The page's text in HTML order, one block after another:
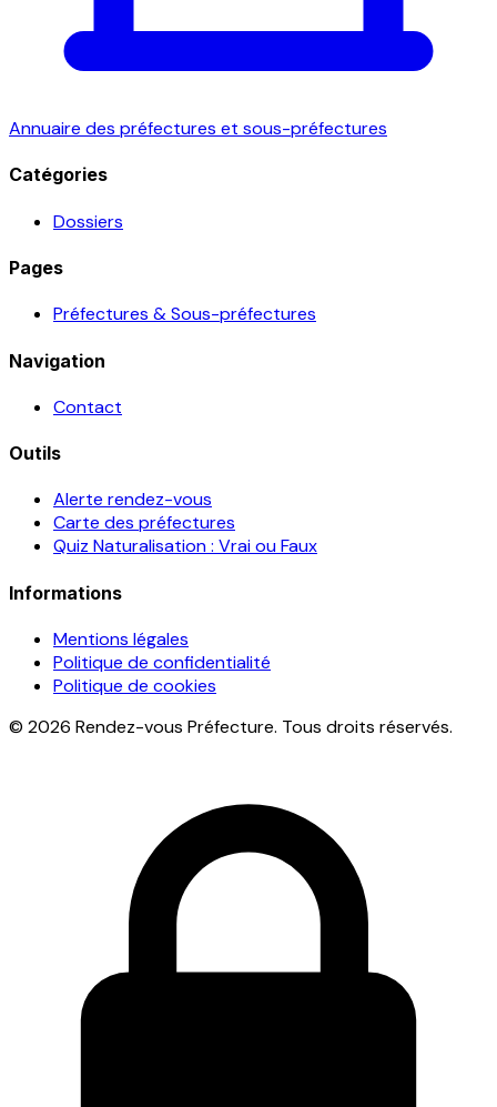
Annuaire des préfectures et sous-préfectures
Catégories
Dossiers
Pages
Préfectures & Sous-préfectures
Navigation
Contact
Outils
Alerte rendez-vous
Carte des préfectures
Quiz Naturalisation : Vrai ou Faux
Informations
Mentions légales
Politique de confidentialité
Politique de cookies
© 2026 Rendez-vous Préfecture. Tous droits réservés.